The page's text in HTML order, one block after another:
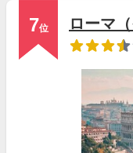
7位
ローマ